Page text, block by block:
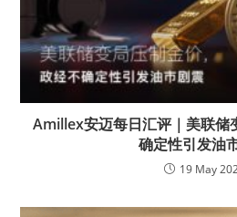
Amillex安迈每日汇评｜美联储
确定性引发油
19 May